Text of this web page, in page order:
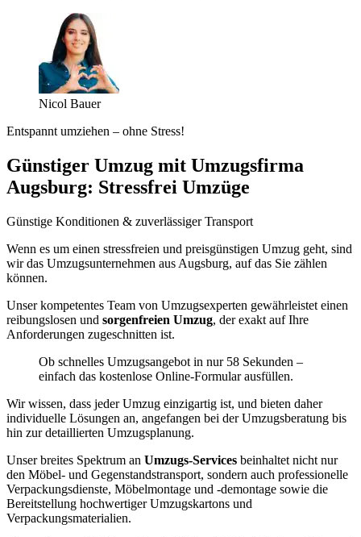
Nicol Bauer
Entspannt umziehen – ohne Stress!
Günstiger Umzug mit Umzugsfirma
Augsburg: Stressfrei Umzüge
Günstige Konditionen & zuverlässiger Transport
Wenn es um einen stressfreien und preisgünstigen Umzug geht, sind
wir das Umzugsunternehmen aus Augsburg, auf das Sie zählen
können.
Unser kompetentes Team von Umzugsexperten gewährleistet einen
reibungslosen und sorgenfreien Umzug, der exakt auf Ihre
Anforderungen zugeschnitten ist.
Ob schnelles Umzugsangebot in nur 58 Sekunden –
einfach das kostenlose Online-Formular ausfüllen.
Wir wissen, dass jeder Umzug einzigartig ist, und bieten daher
individuelle Lösungen an, angefangen bei der Umzugsberatung bis
hin zur detaillierten Umzugsplanung.
Unser breites Spektrum an Umzugs-Services beinhaltet nicht nur
den Möbel- und Gegenstandstransport, sondern auch professionelle
Verpackungsdienste, Möbelmontage und -demontage sowie die
Bereitstellung hochwertiger Umzugskartons und
Verpackungsmaterialien.